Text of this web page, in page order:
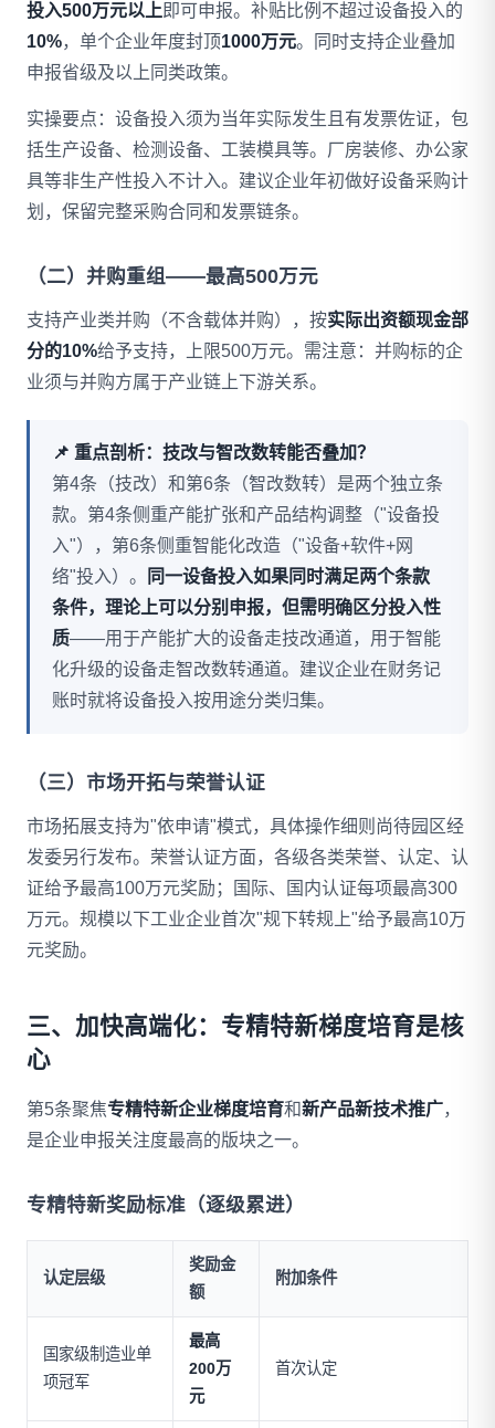
投入500万元以上 即可申报。补贴比例不超过设备投入的
10%，单个企业年度封顶1000万元。同时支持企业叠加
申报省级及以上同类政策。
实操要点：设备投入须为当年实际发生且有发票佐证，包
括生产设备、检测设备、工装模具等。厂房装修、办公家
具等非生产性投入不计入。建议企业年初做好设备采购计
划，保留完整采购合同和发票链条。
（二）并购重组——最高500万元
支持产业类并购（不含载体并购），按实际出资额现金部
分的10%给予支持，上限500万元。需注意：并购标的企
业须与并购方属于产业链上下游关系。
📌 重点剖析：技改与智改数转能否叠加？
第4条（技改）和第6条（智改数转）是两个独立条
款。第4条侧重产能扩张和产品结构调整（"设备投
入"），第6条侧重智能化改造（"设备+软件+网
络"投入）。
同一设备投入如果同时满足两个条款
条件，理论上可以分别申报，但需明确区分投入性
质——用于产能扩大的设备走技改通道，用于智能
化升级的设备走智改数转通道。建议企业在财务记
账时就将设备投入按用途分类归集。
（三）市场开拓与荣誉认证
市场拓展支持为"依申请"模式，具体操作细则尚待园区经
发委另行发布。荣誉认证方面，各级各类荣誉、认定、认
证给予最高100万元奖励；国际、国内认证每项最高300
万元。规模以下工业企业首次"规下转规上"给予最高10万
元奖励。
三、加快高端化：专精特新梯度培育是核
心
第5条聚焦专精特新企业梯度培育和新产品新技术推广，
是企业申报关注度最高的版块之一。
专精特新奖励标准（逐级累进）
认定层级
奖励金
额
附加条件
国家级制造业单
项冠军
最高
200万
元
首次认定